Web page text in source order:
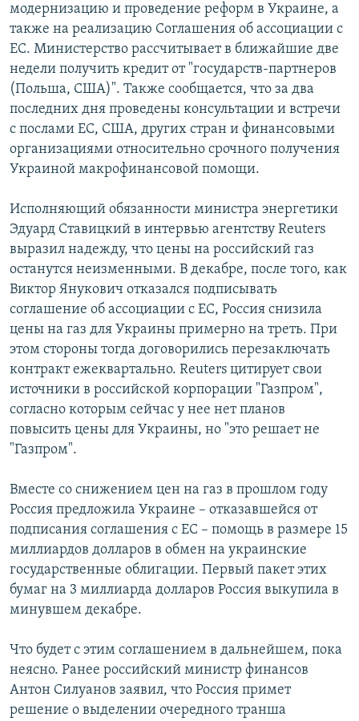
модернизацию и проведение реформ в Украине, а
также на реализацию Соглашения об ассоциации с
ЕС. Министерство рассчитывает в ближайшие две
недели получить кредит от "государств-партнеров
(Польша, США)". Также сообщается, что за два
последних дня проведены консультации и встречи
с послами ЕС, США, других стран и финансовыми
организациями относительно срочного получения
Украиной макрофинансовой помощи.
Исполняющий обязанности министра энергетики
Эдуард Ставицкий в интервью агентству Reuters
выразил надежду, что цены на российский газ
останутся неизменными. В декабре, после того, как
Виктор Янукович отказался подписывать
соглашение об ассоциации с ЕС, Россия снизила
цены на газ для Украины примерно на треть. При
этом стороны тогда договорились перезаключать
контракт ежеквартально. Reuters цитирует свои
источники в российской корпорации "Газпром",
согласно которым сейчас у нее нет планов
повысить цены для Украины, но "это решает не
"Газпром".
Вместе со снижением цен на газ в прошлом году
Россия предложила Украине – отказавшейся от
подписания соглашения с ЕС – помощь в размере 15
миллиардов долларов в обмен на украинские
государственные облигации. Первый пакет этих
бумаг на 3 миллиарда долларов Россия выкупила в
минувшем декабре.
Что будет с этим соглашением в дальнейшем, пока
неясно. Ранее российский министр финансов
Антон Силуанов заявил, что Россия примет
решение о выделении очередного транша